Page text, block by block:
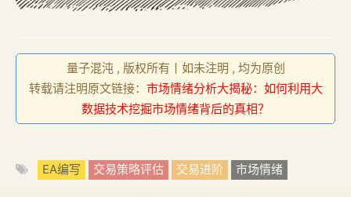
量子混沌 , 版权所有丨如未注明 , 均为原创
转载请注明原文链接： 市场情绪分析大揭秘：如何利用大
数据技术挖掘市场情绪背后的真相？
EA编写 交易策略评估 交易进阶 市场情绪